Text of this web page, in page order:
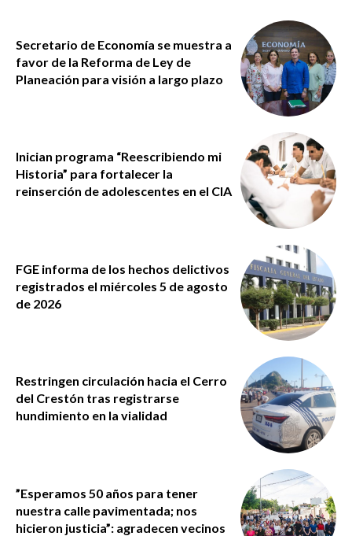
Secretario de Economía se muestra a
favor de la Reforma de Ley de
Planeación para visión a largo plazo
Inician programa “Reescribiendo mi
Historia” para fortalecer la
reinserción de adolescentes en el CIA
FGE informa de los hechos delictivos
registrados el miércoles 5 de agosto
de 2026
Restringen circulación hacia el Cerro
del Crestón tras registrarse
hundimiento en la vialidad
”Esperamos 50 años para tener
nuestra calle pavimentada; nos
hicieron justicia”: agradecen vecinos